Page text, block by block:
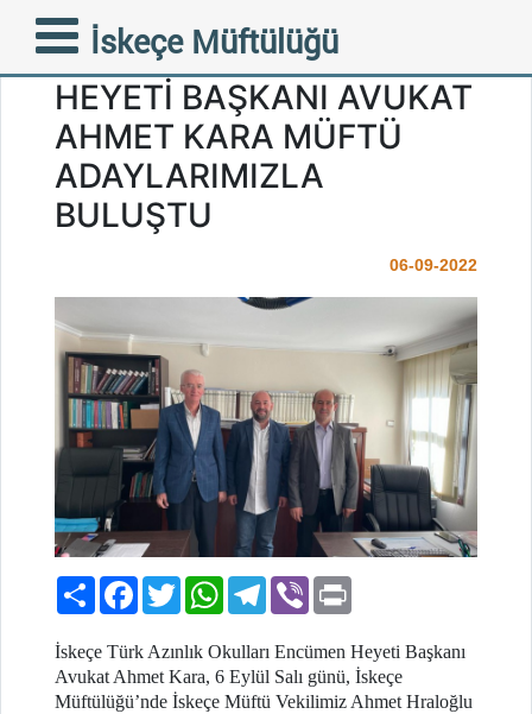
İskeçe Müftülüğü
İSKEÇE TÜRK AZINLIK
OKULLARI ENCÜMEN
HEYETİ BAŞKANI AVUKAT
AHMET KARA MÜFTÜ
ADAYLARIMIZLA
BULUŞTU
06-09-2022
PaylaşFacebook
TwitterWhatsAppTelegram
Viber
İskeçe Türk Azınlık Okulları Encümen Heyeti Başkanı
Avukat Ahmet Kara, 6 Eylül Salı günü, İskeçe
Müftülüğü’nde İskeçe Müftü Vekilimiz Ahmet Hraloğlu